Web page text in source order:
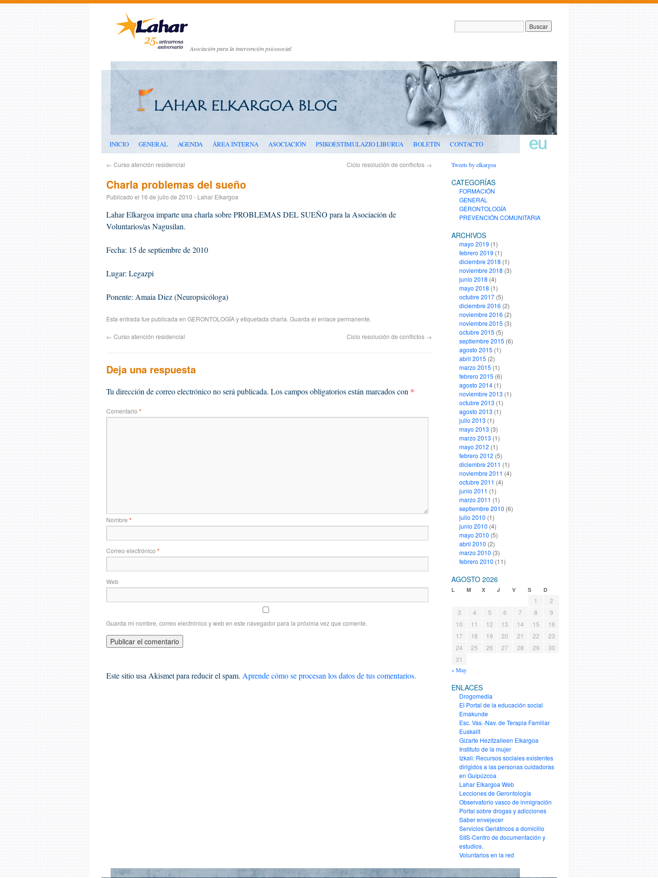
Asociación para la intervención psicosocial
INICIO GENERAL AGENDA ÁREA INTERNA ASOCIACIÓN PSIKOESTIMULAZIO LIBURUA BOLETÍN CONTACTO eu
← Curso atención residencial Ciclo resolución de conflictos →
Charla problemas del sueño
Publicado el 16 de julio de 2010 - Lahar Elkargoa
Lahar Elkargoa imparte una charla sobre PROBLEMAS DEL SUEÑO para la Asociación de
Voluntarios/as Nagusilan.
Fecha: 15 de septiembre de 2010
Lugar: Legazpi
Ponente: Amaia Diez (Neuropsicóloga)
Esta entrada fue publicada en GERONTOLOGÍAy etiquetada charla. Guarda el enlace permanente.
← Curso atención residencial Ciclo resolución de conflictos →
Deja una respuesta
Tu dirección de correo electrónico no será publicada. Los campos obligatorios están marcados con *
Comentario *
Nombre *
Correo electrónico *
Web
Guarda mi nombre, correo electrónico y web en este navegador para la próxima vez que comente.
Este sitio usa Akismet para reducir el spam. Aprende cómo se procesan los datos de tus comentarios.
Tweets by elkargoa
CATEGORÍAS
FORMACIÓN
GENERAL
GERONTOLOGÍA
PREVENCIÓN COMUNITARIA
ARCHIVOS
mayo 2019 (1)
febrero 2019 (1)
diciembre 2018 (1)
noviembre 2018 (3)
junio 2018 (4)
mayo 2018 (1)
octubre 2017(5)
diciembre 2016 (2)
noviembre 2016 (2)
noviembre 2015 (3)
octubre 2015 (5)
septiembre 2015 (6)
agosto 2015 (1)
abril 2015 (2)
marzo 2015 (1)
febrero 2015 (6)
agosto 2014(1)
noviembre 2013 (1)
octubre 2013 (1)
agosto 2013 (1)
julio 2013 (1)
mayo 2013 (3)
marzo 2013 (1)
mayo 2012 (1)
febrero 2012 (5)
diciembre 2011 (1)
noviembre 2011 (4)
octubre 2011 (4)
junio 2011 (1)
marzo 2011 (1)
septiembre 2010 (6)
julio 2010 (1)
junio 2010 (4)
mayo 2010 (5)
abril 2010 (2)
marzo 2010 (3)
febrero 2010 (11)
AGOSTO 2026
L M X J V S D
1
2
3
4 5 6 7 8
9
10
11 12 13 14 15
16
17
18 19 20 21 22
23
24
25 26 27 28 29
30
31
« May
ENLACES
Drogomedia
El Portal de la educación social
Emakunde
Esc. Vas.-Nav. de Terapia Familiar
Euskalit
Gizarte Hezitzaileen Elkargoa
Instituto de la mujer
Izkali: Recursos sociales existentes
dirigidos a las personas cuidadoras
en Guipúzcoa
Lahar Elkargoa Web
Lecciones de Gerontología
Observatorio vasco de inmigración
Portal sobre drogas y adicciones
Saber envejecer
Servicios Geriátricos a domicilio
SIIS-Centro de documentación y
estudios.
Voluntarios en la red